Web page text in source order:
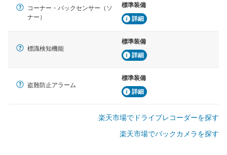
コーナー・バックセンサー（ソ
ナー）
標準装備
詳細
標識検知機能
標準装備
詳細
盗難防止アラーム
標準装備
詳細
楽天市場でドライブレコーダーを探す
楽天市場でバックカメラを探す